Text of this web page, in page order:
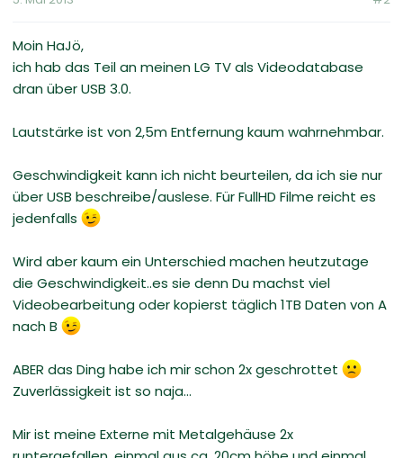
Moin HaJö,
ich hab das Teil an meinen LG TV als Videodatabase
dran über USB 3.0.
Lautstärke ist von 2,5m Entfernung kaum wahrnehmbar.
Geschwindigkeit kann ich nicht beurteilen, da ich sie nur
über USB beschreibe/auslese. Für FullHD Filme reicht es
jedenfalls
Wird aber kaum ein Unterschied machen heutzutage
die Geschwindigkeit..es sie denn Du machst viel
Videobearbeitung oder kopierst täglich 1TB Daten von A
nach B
ABER das Ding habe ich mir schon 2x geschrottet
Zuverlässigkeit ist so naja...
Mir ist meine Externe mit Metalgehäuse 2x